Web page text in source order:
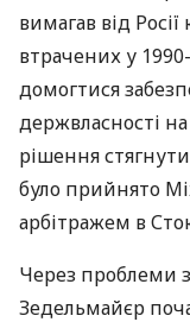
вимагав від
втрачених у
домогтися
держвласності
рішення
було прийнято
арбітражем в
Через проблеми
Зедельмайєр